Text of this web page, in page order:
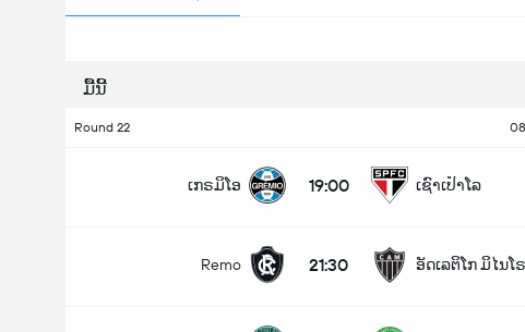
ມື້ນີ້
Round 22
ເກຣມິໂອ 19:00 ເຊົາເປົາໂລ
Remo 21:30 ອັດເລຕິໂກ ມິໄນໂຣ